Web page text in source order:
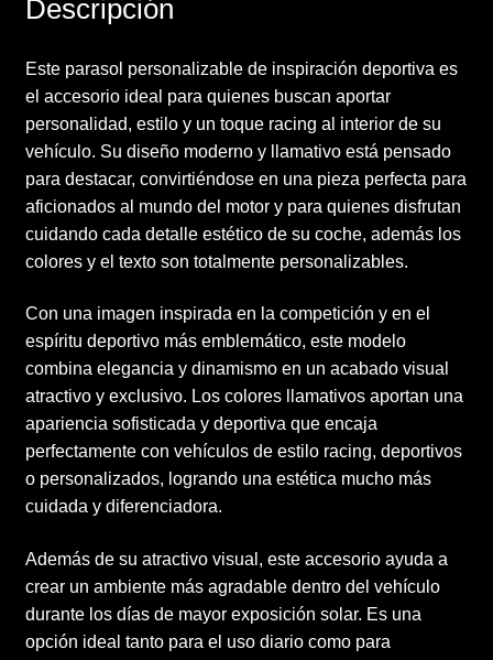
Descripción
Este parasol personalizable de inspiración deportiva es
el accesorio ideal para quienes buscan aportar
personalidad, estilo y un toque racing al interior de su
vehículo. Su diseño moderno y llamativo está pensado
para destacar, convirtiéndose en una pieza perfecta para
aficionados al mundo del motor y para quienes disfrutan
cuidando cada detalle estético de su coche, además los
colores y el texto son totalmente personalizables.
Con una imagen inspirada en la competición y en el
espíritu deportivo más emblemático, este modelo
combina elegancia y dinamismo en un acabado visual
atractivo y exclusivo. Los colores llamativos aportan una
apariencia sofisticada y deportiva que encaja
perfectamente con vehículos de estilo racing, deportivos
o personalizados, logrando una estética mucho más
cuidada y diferenciadora.
Además de su atractivo visual, este accesorio ayuda a
crear un ambiente más agradable dentro del vehículo
durante los días de mayor exposición solar. Es una
opción ideal tanto para el uso diario como para